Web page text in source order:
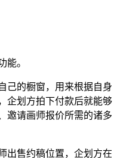
。
的橱窗，用来根据自身
企划方拍下付款后就能够
邀请画师报价所需的诸多
售约稿位置，企划方在